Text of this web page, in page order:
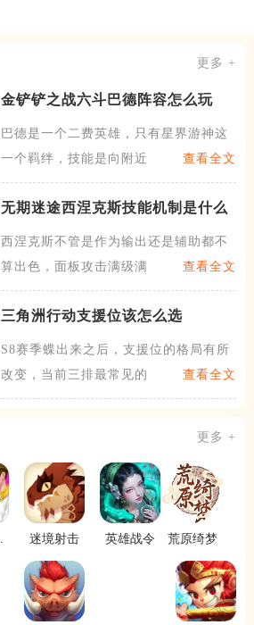
更多 +
金铲铲之战六斗巴德阵容怎么玩
巴德是一个二费英雄，只有星界游神这
一个羁绊，技能是向附近的敌
查看全文
无期迷途​西涅克斯技能机制是什么
西涅克斯不管是作为输出还是辅助都不
算出色，面板攻击满级满好感
查看全文
三角洲行动支援位该怎么选
S8赛季蝶出来之后，支援位的格局有所
改变，当前三排最常见的老
查看全文
更多 +
迷境射击 英雄战令 荒原绮梦